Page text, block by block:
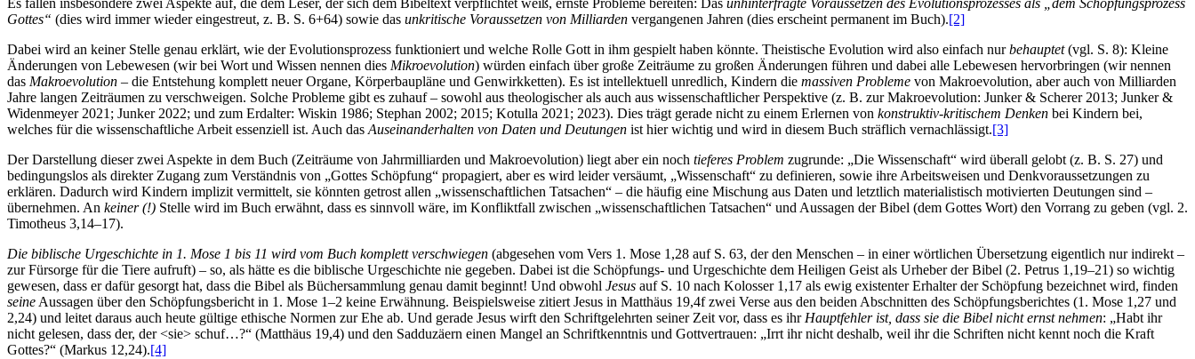
Es fallen insbesondere zwei Aspekte auf, die dem Leser, der sich dem Bibeltext verpflichtet weiß, ernste Probleme bereiten: Das unhinterfragte Voraussetzen des Evolutionsprozesses als „dem Schöpfungsprozess
Gottes“ (dies wird immer wieder eingestreut, z. B. S. 6+64) sowie das unkritische Voraussetzen von Milliarden vergangenen Jahren (dies erscheint permanent im Buch).[2]
Dabei wird an keiner Stelle genau erklärt, wie der Evolutionsprozess funktioniert und welche Rolle Gott in ihm gespielt haben könnte. Theistische Evolution wird also einfach nurbehauptet(vgl. S. 8): Kleine
Änderungen von Lebewesen (wir bei Wort und Wissen nennen dies Mikroevolution) würden einfach über große Zeiträume zu großen Änderungen führen und dabei alle Lebewesen hervorbringen (wir nennen
das Makroevolution – die Entstehung komplett neuer Organe, Körperbaupläne und Genwirkketten). Es ist intellektuell unredlich, Kindern die massiven Probleme von Makroevolution, aber auch von Milliarden
Jahre langen Zeiträumen zu verschweigen. Solche Probleme gibt es zuhauf – sowohl aus theologischer als auch aus wissenschaftlicher Perspektive (z. B. zur Makroevolution: Junker & Scherer 2013; Junker &
Widenmeyer 2021; Junker 2022; und zum Erdalter: Wiskin 1986; Stephan 2002; 2015; Kotulla 2021; 2023). Dies trägt gerade nicht zu einem Erlernen von konstruktiv-kritischem Denken bei Kindern bei,
welches für die wissenschaftliche Arbeit essenziell ist. Auch das Auseinanderhalten von Daten und Deutungen ist hier wichtig und wird in diesem Buch sträflich vernachlässigt.[3]
Der Darstellung dieser zwei Aspekte in dem Buch (Zeiträume von Jahrmilliarden und Makroevolution) liegt aber ein noch tieferes Problem zugrunde: „Die Wissenschaft“ wird überall gelobt (z. B. S. 27) und
bedingungslos als direkter Zugang zum Verständnis von „Gottes Schöpfung“ propagiert, aber es wird leider versäumt, „Wissenschaft“ zu definieren, sowie ihre Arbeitsweisen und Denkvoraussetzungen zu
erklären. Dadurch wird Kindern implizit vermittelt, sie könnten getrost allen „wissenschaftlichen Tatsachen“ – die häufig eine Mischung aus Daten und letztlich materialistisch motivierten Deutungen sind –
übernehmen. An keiner (!) Stelle wird im Buch erwähnt, dass es sinnvoll wäre, im Konfliktfall zwischen „wissenschaftlichen Tatsachen“ und Aussagen der Bibel (dem Gottes Wort) den Vorrang zu geben (vgl. 2.
Timotheus 3,14–17).
Die biblische Urgeschichte in 1. Mose 1 bis 11 wird vom Buch komplett verschwiegen (abgesehen vom Vers 1. Mose 1,28 auf S. 63, der den Menschen ­– in einer wörtlichen Übersetzung eigentlich nur indirekt –
zur Fürsorge für die Tiere aufruft) – so, als hätte es die biblische Urgeschichte nie gegeben. Dabei ist die Schöpfungs- und Urgeschichte dem Heiligen Geist als Urheber der Bibel (2. Petrus 1,19–21) so wichtig
gewesen, dass er dafür gesorgt hat, dass die Bibel als Büchersammlung genau damit beginnt! Und obwohl Jesus auf S. 10 nach Kolosser 1,17 als ewig existenter Erhalter der Schöpfung bezeichnet wird, finden
seine Aussagen über den Schöpfungsbericht in 1. Mose 1–2 keine Erwähnung. Beispielsweise zitiert Jesus in Matthäus 19,4f zwei Verse aus den beiden Abschnitten des Schöpfungsberichtes (1. Mose 1,27 und
2,24) und leitet daraus auch heute gültige ethische Normen zur Ehe ab. Und gerade Jesus wirft den Schriftgelehrten seiner Zeit vor, dass es ihr Hauptfehler ist, dass sie die Bibel nicht ernst nehmen: „Habt ihr
nicht gelesen, dass der, der <sie> schuf…?“ (Matthäus 19,4) und den Sadduzäern einen Mangel an Schriftkenntnis und Gottvertrauen: „Irrt ihr nicht deshalb, weil ihr die Schriften nicht kennt noch die Kraft
Gottes?“ (Markus 12,24).[4]